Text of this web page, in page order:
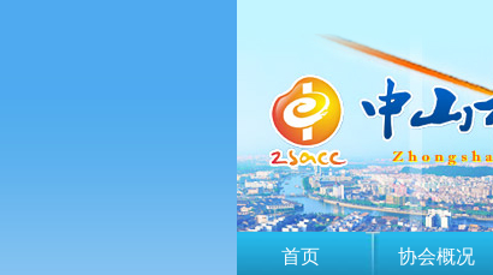
首页 协会概况